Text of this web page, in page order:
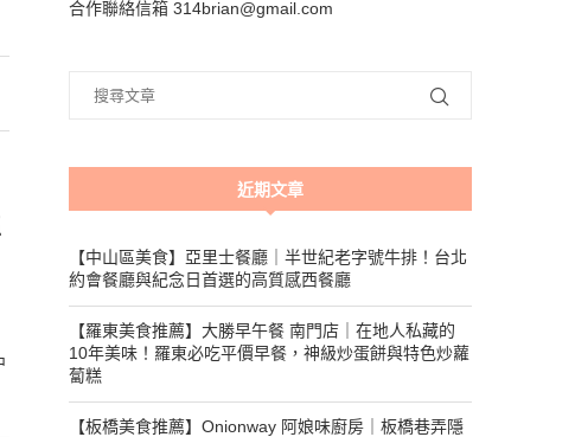
合作聯絡信箱 314brian@gmail.com
近期文章
【中山區美食】亞里士餐廳｜半世紀老字號牛排！台北
約會餐廳與紀念日首選的高質感西餐廳
【羅東美食推薦】大勝早午餐 南門店｜在地人私藏的
10年美味！羅東必吃平價早餐，神級炒蛋餅與特色炒蘿
蔔糕
【板橋美食推薦】Onionway 阿娘味廚房｜板橋巷弄隱